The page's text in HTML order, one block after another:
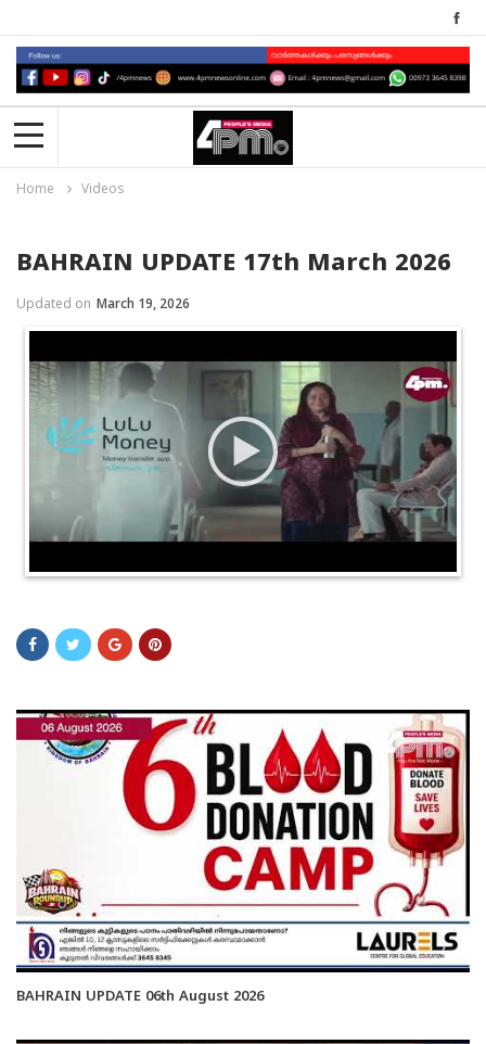
Home Videos
BAHRAIN UPDATE 17th March 2026
Updated on March 19, 2026
BAHRAIN UPDATE 06th August 2026